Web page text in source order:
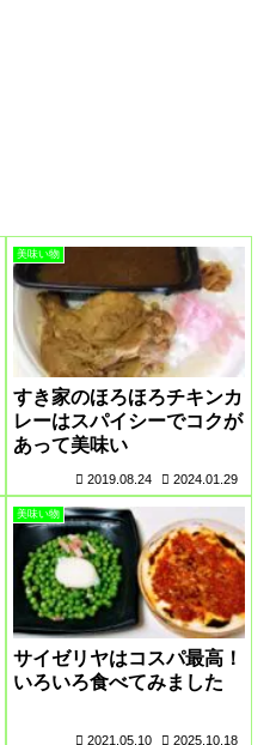
美味い物
すき家のほろほろチキンカ
レーはスパイシーでコクが
あって美味い
2019.08.24 2024.01.29
美味い物
サイゼリヤはコスパ最高！
いろいろ食べてみました
2021.05.10 2025.10.18